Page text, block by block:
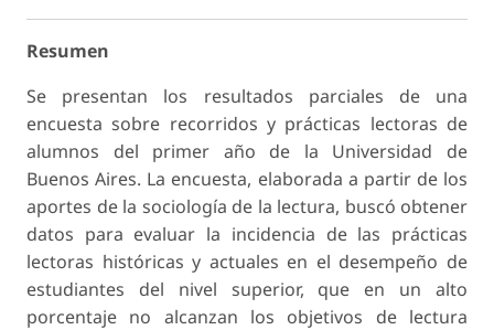
Resumen
Se presentan los resultados parciales de una
encuesta sobre recorridos y prácticas lectoras de
alumnos del primer año de la Universidad de
Buenos Aires. La encuesta, elaborada a partir de los
aportes de la sociología de la lectura, buscó obtener
datos para evaluar la incidencia de las prácticas
lectoras históricas y actuales en el desempeño de
estudiantes del nivel superior, que en un alto
porcentaje no alcanzan los objetivos de lectura